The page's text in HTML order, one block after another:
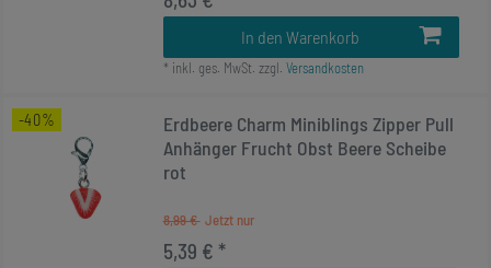
In den Warenkorb
* inkl. ges. MwSt. zzgl. Versandkosten
-40%
Erdbeere Charm Miniblings Zipper Pull
Anhänger Frucht Obst Beere Scheibe
rot
8,99 €
5,39 € *